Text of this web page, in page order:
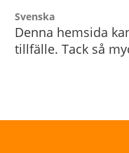
Svenska
Denna hemsida
tillfälle. Tack så